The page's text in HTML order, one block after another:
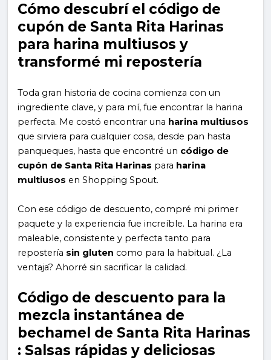
Cómo descubrí el código de
cupón de Santa Rita Harinas
para harina multiusos y
transformé mi repostería
Toda gran historia de cocina comienza con un
ingrediente clave, y para mí, fue encontrar la harina
perfecta. Me costó encontrar una harina multiusos
que sirviera para cualquier cosa, desde pan hasta
panqueques, hasta que encontré un código de
cupón de Santa Rita Harinas para harina
multiusos en Shopping Spout.
Con ese código de descuento, compré mi primer
paquete y la experiencia fue increíble. La harina era
maleable, consistente y perfecta tanto para
repostería sin gluten como para la habitual. ¿La
ventaja? Ahorré sin sacrificar la calidad.
Código de descuento para la
mezcla instantánea de
bechamel de Santa Rita Harinas
: Salsas rápidas y deliciosas